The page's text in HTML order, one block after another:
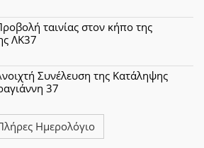
ταινίας στον κήπο της
ΛΚ37
Συνέλευση της Κατάληψης
37
Ημερολόγιο